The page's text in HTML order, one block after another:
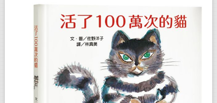
會員儲值方案